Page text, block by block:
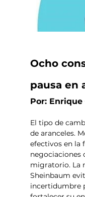
Ocho
pausa en
Por:
El tipo de
de aranceles.
efectivos en la
negociaciones
migratorio. La
Sheinbaum
incertidumbre